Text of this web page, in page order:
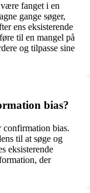
fanget i en
gange søger,
ens eksisterende
til en mangel på
og tilpasse sine
bias?
confirmation bias.
til at søge og
eksisterende
der